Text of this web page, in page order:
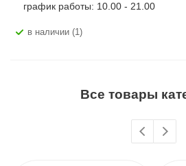
график работы: 10.00 - 21.00
В наличии (1)
Все товары